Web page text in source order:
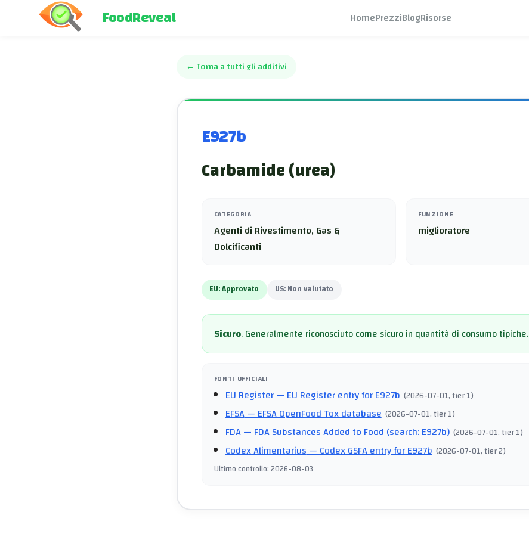
FoodReveal HomePrezziBlogRisorse
← Torna a tutti gli additivi
E927b
Carbamide (urea)
CATEGORIA
Agenti di Rivestimento, Gas &
Dolcificanti
FUNZIONE
miglioratore
EU:Approvato US:Non valutato
Sicuro.Generalmente riconosciuto come sicuro in quantità di consumo tipiche.
FONTI UFFICIALI
EU Register— EU Register entry for E927b (2026-07-01, tier 1)
EFSA— EFSA OpenFood Tox database (2026-07-01, tier 1)
FDA— FDA Substances Added to Food (search: E927b) (2026-07-01, tier 1)
Codex Alimentarius— Codex GSFA entry for E927b (2026-07-01, tier 2)
Ultimo controllo:2026-08-03